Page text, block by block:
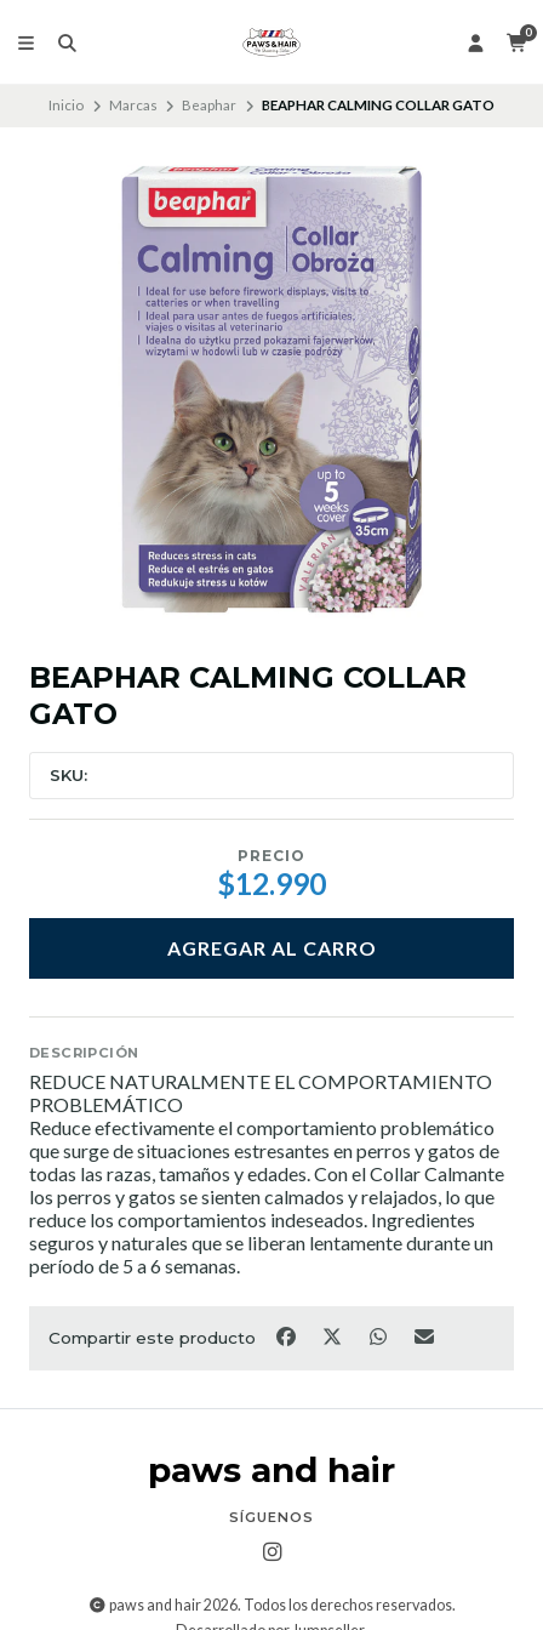
0
Inicio Marcas Beaphar BEAPHAR CALMING COLLAR GATO
BEAPHAR CALMING COLLAR
GATO
SKU:
PRECIO
$12.990
AGREGAR AL CARRO
DESCRIPCIÓN
REDUCE NATURALMENTE EL COMPORTAMIENTO
PROBLEMÁTICO
Reduce efectivamente el comportamiento problemático
que surge de situaciones estresantes en perros y gatos de
todas las razas, tamaños y edades. Con el Collar Calmante
los perros y gatos se sienten calmados y relajados, lo que
reduce los comportamientos indeseados. Ingredientes
seguros y naturales que se liberan lentamente durante un
período de 5 a 6 semanas.
Compartir este producto
paws and hair
SÍGUENOS
paws and hair 2026. Todos los derechos reservados.